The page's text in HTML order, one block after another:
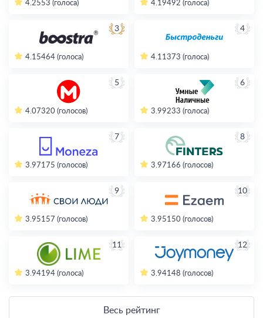
4.2553 (голоса) 4.19492 (голоса)
3
4.15464 (голоса)
4
4.11 373 (голоса)
5
4.07320 (голосов)
6
3.99233 (голоса)
7
3.97175 (голосов)
8
3.97166 (голосов)
9
3.95157 (голосов)
10
3.95150 (голосов)
11
3.94194 (голоса)
12
3.94148 (голосов)
Весь рейтинг